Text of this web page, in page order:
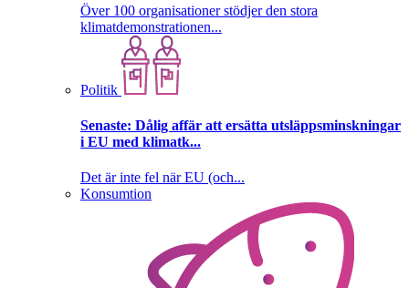
Över 100 organisationer stödjer den stora
klimatdemonstrationen...
Politik
Senaste: Dålig affär att ersätta utsläppsminskningar
i EU med klimatk...
Det är inte fel när EU (och...
Konsumtion